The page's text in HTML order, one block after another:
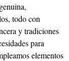
todo con
y tradiciones
para
elementos